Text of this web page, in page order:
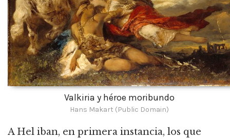
Valkiria y héroe moribundo
Hans Makart (Public Domain)
A Hel iban, en primera instancia, los que